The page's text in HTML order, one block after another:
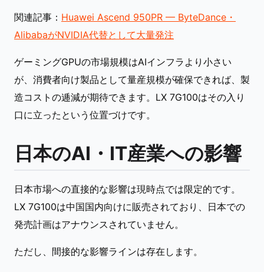
関連記事： Huawei Ascend 950PR — ByteDance・
AlibabaがNVIDIA代替として大量発注
ゲーミングGPUの市場規模はAIインフラより小さい
が、消費者向け製品として量産規模が確保できれば、製
造コストの逓減が期待できます。LX 7G100はその入り
口に立ったという位置づけです。
日本のAI・IT産業への影響
日本市場への直接的な影響は現時点では限定的です。
LX 7G100は中国国内向けに販売されており、日本での
発売計画はアナウンスされていません。
ただし、間接的な影響ラインは存在します。